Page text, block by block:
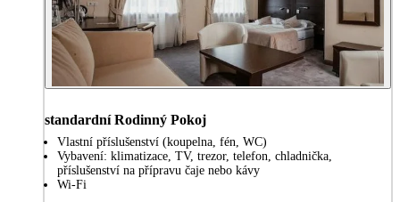
standardní Rodinný Pokoj
Vlastní příslušenství (koupelna, fén, WC)
Vybavení: klimatizace, TV, trezor, telefon, chladnička,
příslušenství na přípravu čaje nebo kávy
Wi-Fi